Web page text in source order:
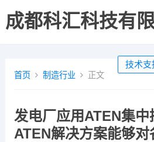
成都科汇科技有
技术支
首页 制造行业 正文
发电厂应用ATEN集
ATEN解决方案能够